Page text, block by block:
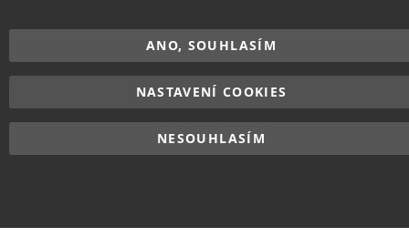
ANO, SOUHLASÍM
NASTAVENÍ COOKIES
NESOUHLASÍM